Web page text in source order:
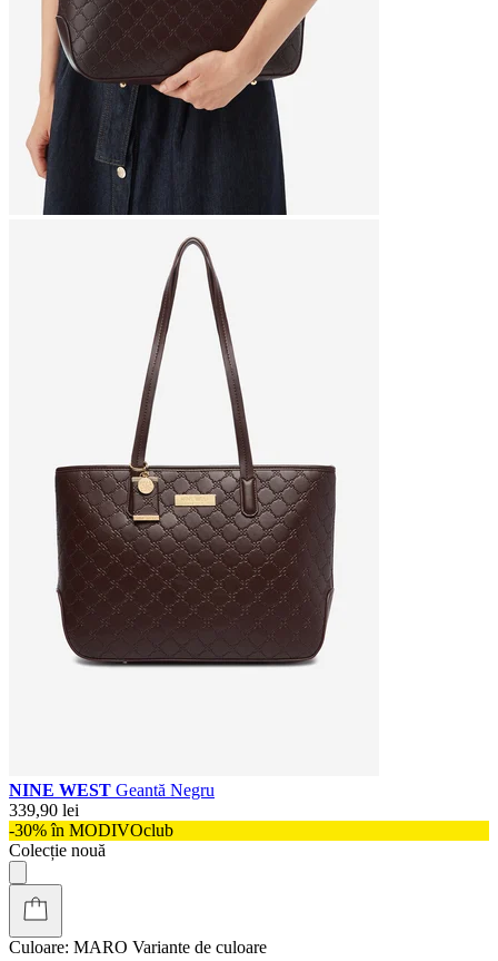
NINE WEST Geantă Negru
339,90 lei
-30% în MODIVOclub
Colecție nouă
Culoare: MARO Variante de culoare